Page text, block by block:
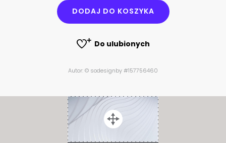
DODAJ DO KOSZYKA
Do ulubionych
Autor: © sodesignby #157756460